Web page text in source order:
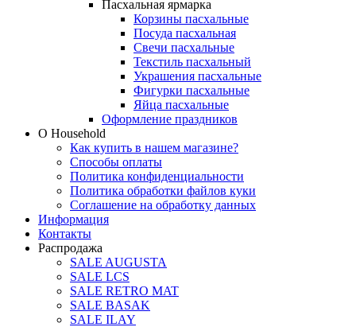
Пасхальная ярмарка
Корзины пасхальные
Посуда пасхальная
Свечи пасхальные
Текстиль пасхальный
Украшения пасхальные
Фигурки пасхальные
Яйца пасхальные
Оформление праздников
О Household
Как купить в нашем магазине?
Способы оплаты
Политика конфиденциальности
Политика обработки файлов куки
Соглашение на обработку данных
Информация
Контакты
Распродажа
SALE AUGUSTA
SALE LCS
SALE RETRO MAT
SALE BASAK
SALE ILAY